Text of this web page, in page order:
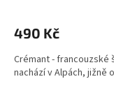
490 Kč
Crémant - francouzské
nachází v Alpách, jižně